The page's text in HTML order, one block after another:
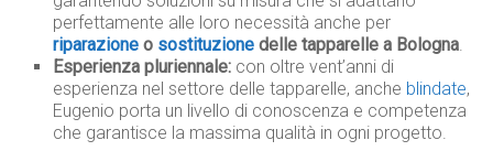
perfettamente alle loro necessità anche per
riparazione o sostituzione delle tapparelle a Bologna.
Esperienza pluriennale: con oltre vent’anni di
esperienza nel settore delle tapparelle, anche blindate,
Eugenio porta un livello di conoscenza e competenza
che garantisce la massima qualità in ogni progetto.